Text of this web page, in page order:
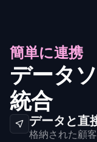
簡単に連携
データ
統合
データと直
格納された顧